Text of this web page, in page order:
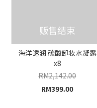
贩售结束
海洋透润 碳酸卸妆水凝露
x8
RM2,142.00
RM399.00